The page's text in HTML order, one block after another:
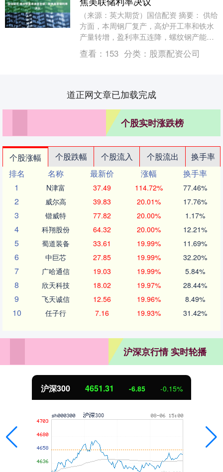
（来源：英大期货）国信配资 摘要： 供给
方面，本周钢厂复产，高炉开工率和铁水
产量转增，盈利率五连降，螺纹钢产能利
用率和产量二连降。截至9月12日当周，
全国247....
查看： 153 分类： 股票配资公司
道正网文章已加载完成
个股实时涨跌榜
个股涨幅 个股跌幅 个股流入 个股流出
换手率
排名
名称 最新价 涨幅
换手率
1
N津富 37.49 114.72% 77.46%
2 威尔高 39.83 20.01% 17.76%
3 锴威特 77.82 20.00% 1.17%
4 科翔股份 64.32 20.00% 12.21%
5 蜀道装备 33.61 19.99% 11.69%
6 中巨芯 27.85 19.99% 32.20%
7 广哈通信 19.03 19.99% 5.84%
8 欣天科技 18.02 19.97% 28.44%
9 飞天诚信 12.56 19.96% 8.49%
10 任子行 7.16 19.93% 31.42%
沪深京行情 实时轮播
沪深300 4651.31 -6.85 -0.15%